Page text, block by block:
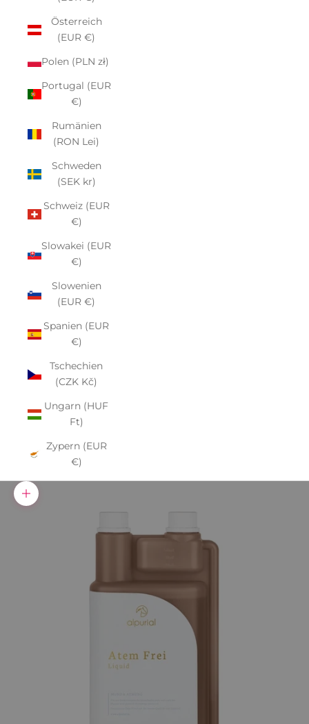
Österreich
(EUR €)
Polen (PLN zł)
Portugal (EUR
€)
Rumänien
(RON Lei)
Schweden
(SEK kr)
Schweiz (EUR
€)
Slowakei (EUR
€)
Slowenien
(EUR €)
Spanien (EUR
€)
Tschechien
(CZK Kč)
Ungarn (HUF
Ft)
Zypern (EUR
€)
Bild vergrößern